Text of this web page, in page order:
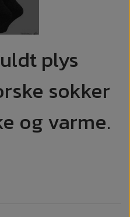
plys
sokker
og varme.